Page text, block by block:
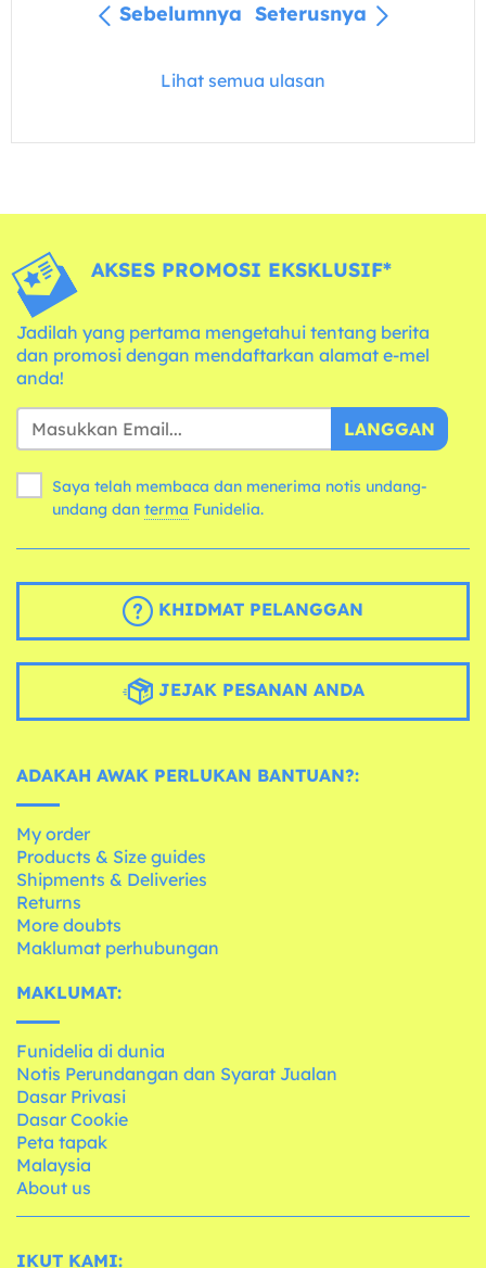
Sebelumnya Seterusnya
Lihat semua ulasan
AKSES PROMOSI EKSKLUSIF*
Jadilah yang pertama mengetahui tentang berita
dan promosi dengan mendaftarkan alamat e-mel
anda!
LANGGAN
Saya telah membaca dan menerima notis undang-
undang dan terma Funidelia.
KHIDMAT PELANGGAN
JEJAK PESANAN ANDA
ADAKAH AWAK PERLUKAN BANTUAN?:
My order
Products & Size guides
Shipments & Deliveries
Returns
More doubts
Maklumat perhubungan
MAKLUMAT:
Funidelia di dunia
Notis Perundangan dan Syarat Jualan
Dasar Privasi
Dasar Cookie
Peta tapak
Malaysia
About us
IKUT KAMI: